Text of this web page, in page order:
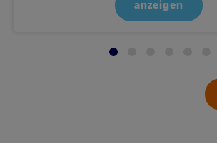
anzeigen